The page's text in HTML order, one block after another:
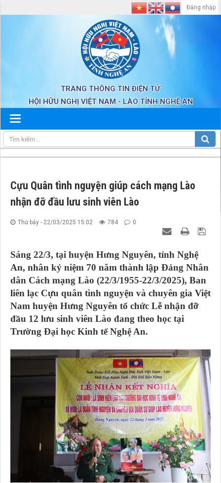
TRANG THÔNG TIN ĐIỆN TỬ
HỘI HỮU NGHỊ VIỆT NAM - LÀO TỈNH NGHỆ AN
Đăng nhập
Cựu Quân tình nguyện giúp cách mạng Lào
nhận đỡ đầu lưu sinh viên Lào
Thứ bảy - 22/03/2025 15:02 784 0
Sáng 22/3, tại huyện Hưng Nguyên, tỉnh Nghệ
An, nhân kỷ niệm 70 năm thành lập Đảng Nhân
dân Cách mạng Lào (22/3/1955-22/3/2025), Ban
liên lạc Cựu quân tình nguyện và chuyên gia Việt
Nam huyện Hưng Nguyên tổ chức Lễ nhận đỡ
đầu 12 lưu sinh viên Lào đang theo học tại
Trường Đại học Kinh tế Nghệ An.